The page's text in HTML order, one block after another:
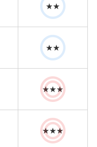
★★
★★
★★★
★★★